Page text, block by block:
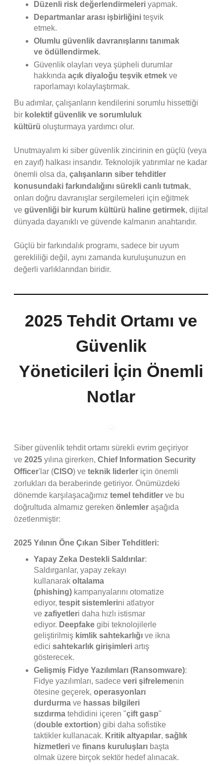
Düzenli risk değerlendirmeleri yapmak.
Departmanlar arası işbirliğini teşvik
etmek.
Olumlu güvenlik davranışlarını tanımak
ve ödüllendirmek.
Güvenlik olayları veya şüpheli durumlar
hakkında açık diyaloğu teşvik etmek ve
raporlamayı kolaylaştırmak.
Bu adımlar, çalışanların kendilerini sorumlu hissettiği
bir kolektif güvenlik ve sorumluluk
kültürü oluşturmaya yardımcı olur.
Unutmayalım ki siber güvenlik zincirinin en güçlü (veya
en zayıf) halkası insandır. Teknolojik yatırımlar ne kadar
önemli olsa da, çalışanların siber tehditler
konusundaki farkındalığını sürekli canlı tutmak,
onları doğru davranışlar sergilemeleri için eğitmek
ve güvenliği bir kurum kültürü haline getirmek, dijital
dünyada dayanıklı ve güvende kalmanın anahtarıdır.
Güçlü bir farkındalık programı, sadece bir uyum
gerekliliği değil, aynı zamanda kuruluşunuzun en
değerli varlıklarından biridir.
2025 Tehdit Ortamı ve
Güvenlik
Yöneticileri İçin Önemli
Notlar
Siber güvenlik tehdit ortamı sürekli evrim geçiriyor
ve 2025 yılına girerken, Chief Information Security
Officer'lar (CISO) ve teknik liderler için önemli
zorlukları da beraberinde getiriyor. Önümüzdeki
dönemde karşılaşacağımız temel tehditler ve bu
doğrultuda almamız gereken önlemler aşağıda
özetlenmiştir:
2025 Yılının Öne Çıkan Siber Tehditleri:
Yapay Zeka Destekli Saldırılar:
Saldırganlar, yapay zekayı
kullanarak oltalama
(phishing) kampanyalarını otomatize
ediyor, tespit sistemlerini atlatıyor
ve zafiyetleri daha hızlı istismar
ediyor. Deepfake gibi teknolojilerle
geliştirilmiş kimlik sahtekarlığı ve ikna
edici sahtekarlık girişimleri artış
gösterecek.
Gelişmiş Fidye Yazılımları (Ransomware):
Fidye yazılımları, sadece veri şifrelemenin
ötesine geçerek, operasyonları
durdurma ve hassas bilgileri
sızdırma tehdidini içeren "çift gasp"
(double extortion) gibi daha sofistike
taktikler kullanacak. Kritik altyapılar, sağlık
hizmetleri ve finans kuruluşları başta
olmak üzere birçok sektör hedef alınacak.